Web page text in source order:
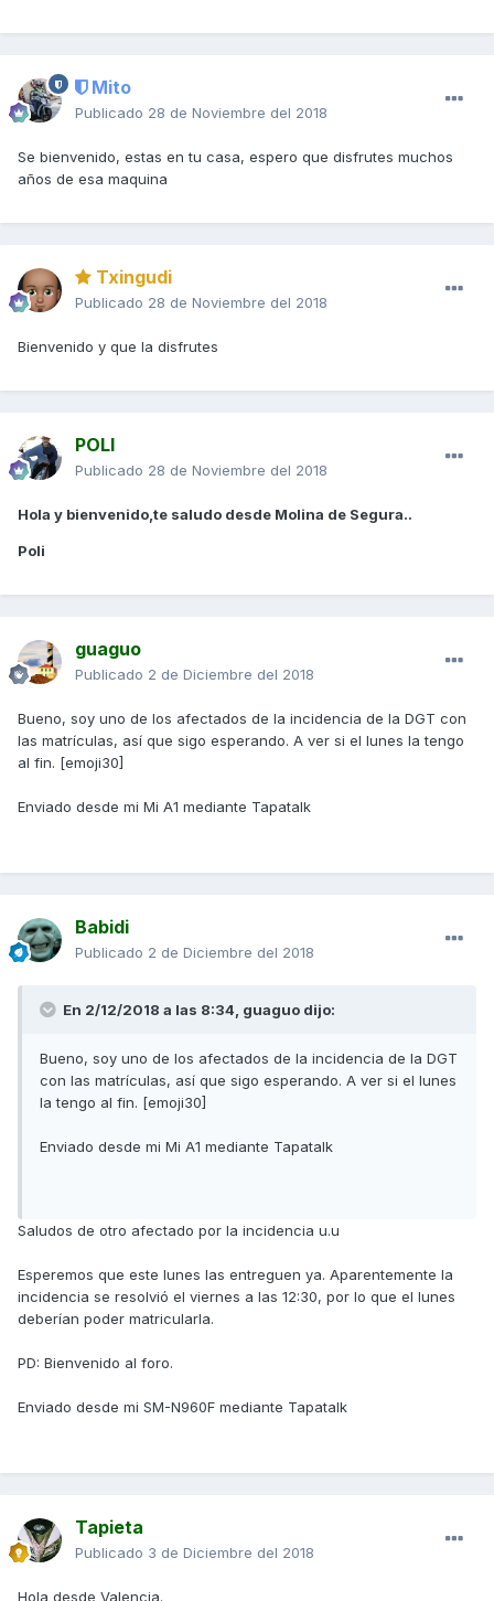
Mito
Publicado 28 de Noviembre del 2018
Se bienvenido, estas en tu casa, espero que disfrutes muchos
años de esa maquina
Txingudi
Publicado 28 de Noviembre del 2018
Bienvenido y que la disfrutes
POLI
Publicado 28 de Noviembre del 2018
Hola y bienvenido,te saludo desde Molina de Segura..
Poli
guaguo
Publicado 2 de Diciembre del 2018
Bueno, soy uno de los afectados de la incidencia de la DGT con
las matrículas, así que sigo esperando. A ver si el lunes la tengo
al fin. [emoji30]
Enviado desde mi Mi A1 mediante Tapatalk
Babidi
Publicado 2 de Diciembre del 2018
En 2/12/2018 a las 8:34, guaguo dijo:
Bueno, soy uno de los afectados de la incidencia de la DGT
con las matrículas, así que sigo esperando. A ver si el lunes
la tengo al fin. [emoji30]
Enviado desde mi Mi A1 mediante Tapatalk
Saludos de otro afectado por la incidencia u.u
Esperemos que este lunes las entreguen ya. Aparentemente la
incidencia se resolvió el viernes a las 12:30, por lo que el lunes
deberían poder matricularla.
PD: Bienvenido al foro.
Enviado desde mi SM-N960F mediante Tapatalk
Tapieta
Publicado 3 de Diciembre del 2018
Hola desde Valencia.